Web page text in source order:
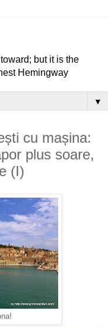
but it is the
Hemingway
▼
cu mașina:
plus soare,
(I)